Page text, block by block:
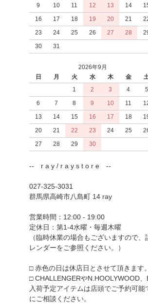
9
10 11 12 13 14
16
17 18 19 20 21
23
24 25 26 27 28
30
31
2026年9月
日
月 火 水 木 金
1
2 3 4
5
6
7 8 9 10 11
13
14 15 16 17 18
20
21 22 23 24 25
27
28 29 30
-- r a y / r a y s t o r e --
027-325-3031
群馬県高崎市八島町 14 ray
営業時間：12:00 - 19:00
定休日：第1-4水曜・毎週木曜
（臨時休業の場合もございますので、
レンダーをご参照ください。）
□ 赤色の日は休店日とさせて頂きます。
□ CHALLENGERやN.HOOLYWOOD
入荷予定アイテムは店頭でご予約可能
にご相談ください。